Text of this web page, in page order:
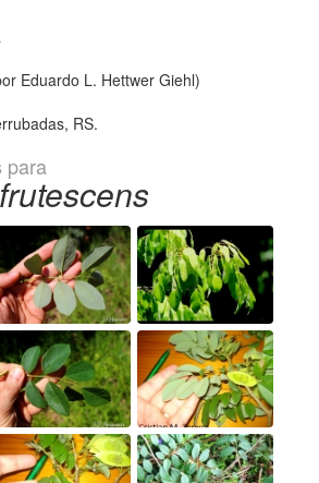
Eduardo L. Hettwer Giehl)
RS.
para